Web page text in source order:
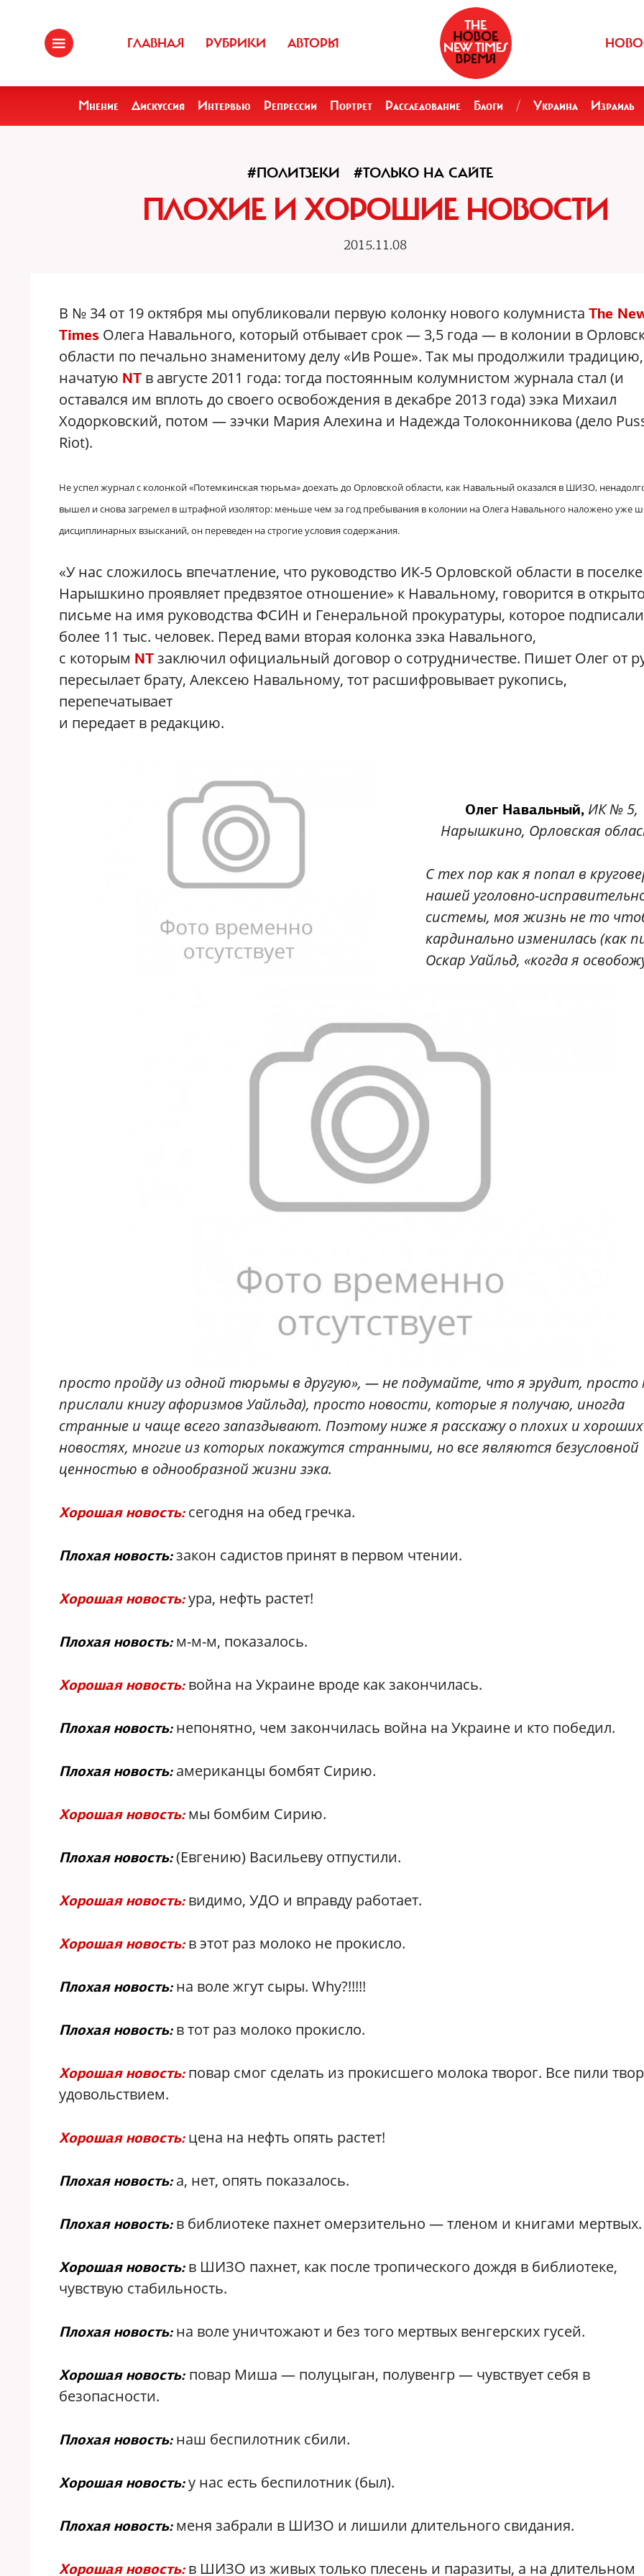
ГЛАВНАЯ РУБРИКИ АВТОРЫ
Мнение Дискуссия Интервью Репрессии Портрет Расследование Блоги / Украина Израиль
#ПОЛИТЗЕКИ #ТОЛЬКО НА САЙТЕ
ПЛОХИЕ И ХОРОШИЕ НОВОСТИ
2015.11.08
В № 34 от 19 октября мы опубликовали первую колонку нового колумниста The
Times Олега Навального, который отбывает срок — 3,5 года — в колонии в
области по печально знаменитому делу «Ив Роше». Так мы продолжили традицию,
начатую NT в августе 2011 года: тогда постоянным колумнистом журнала стал (и
оставался им вплоть до своего освобождения в декабре 2013 года) зэка Михаил
Ходорковский, потом — зэчки Мария Алехина и Надежда Толоконникова (дело
Riot).
Не успел журнал с колонкой «Потемкинская тюрьма» доехать до Орловской области, как Навальный оказался в ШИЗО,
вышел и снова загремел в штрафной изолятор: меньше чем за год пребывания в колонии на Олега Навального наложено уже
дисциплинарных взысканий, он переведен на строгие условия содержания.
«У нас сложилось впечатление, что руководство ИК-5 Орловской области в поселке
Нарышкино проявляет предвзятое отношение» к Навальному, говорится в
письме на имя руководства ФСИН и Генеральной прокуратуры, которое
более 11 тыс. человек. Перед вами вторая колонка зэка Навального,
с которым NTзаключил официальный договор о сотрудничестве. Пишет Олег от
пересылает брату, Алексею Навальному, тот расшифровывает рукопись,
перепечатывает
и передает в редакцию.
Олег Навальный, ИК № 5,
Нарышкино, Орловская
С тех пор как я попал в
нашей уголовно-
системы, моя жизнь не то
кардинально изменилась (как
Оскар Уайльд, «когда я
просто пройду из одной тюрьмы в другую», — не подумайте, что я эрудит, просто
прислали книгу афоризмов Уайльда), просто новости, которые я получаю, иногда
странные и чаще всего запаздывают. Поэтому ниже я расскажу о плохих и хороших
новостях, многие из которых покажутся странными, но все являются безусловной
ценностью в однообразной жизни зэка.
Хорошая новость:сегодня на обед гречка.
Плохая новость:закон садистов принят в первом чтении.
Хорошая новость:ура, нефть растет!
Плохая новость:м-м-м, показалось.
Хорошая новость:война на Украине вроде как закончилась.
Плохая новость:непонятно, чем закончилась война на Украине и кто победил.
Плохая новость:американцы бомбят Сирию.
Хорошая новость:мы бомбим Сирию.
Плохая новость:(Евгению) Васильеву отпустили.
Хорошая новость:видимо, УДО и вправду работает.
Хорошая новость:в этот раз молоко не прокисло.
Плохая новость:на воле жгут сыры. Why?!!!!!
Плохая новость:в тот раз молоко прокисло.
Хорошая новость:повар смог сделать из прокисшего молока творог. Все пили
удовольствием.
Хорошая новость:цена на нефть опять растет!
Плохая новость:а, нет, опять показалось.
Плохая новость:в библиотеке пахнет омерзительно — тленом и книгами мертвых.
Хорошая новость:в ШИЗО пахнет, как после тропического дождя в библиотеке,
чувствую стабильность.
Плохая новость:на воле уничтожают и без того мертвых венгерских гусей.
Хорошая новость: повар Миша — полуцыган, полувенгр — чувствует себя в
безопасности.
Плохая новость:наш беспилотник сбили.
Хорошая новость:у нас есть беспилотник (был).
Плохая новость:меня забрали в ШИЗО и лишили длительного свидания.
Хорошая новость:в ШИЗО из живых только плесень и паразиты, а на длительном